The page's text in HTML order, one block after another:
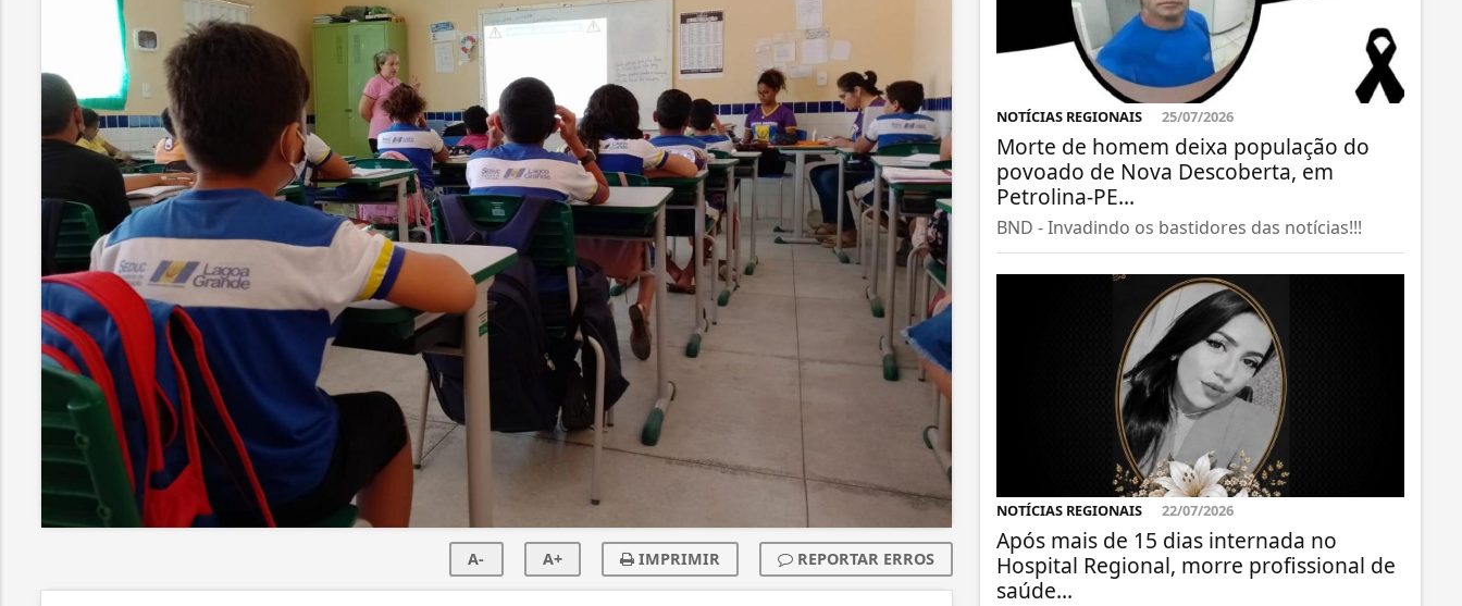
A- A+ IMPRIMIR REPORTAR ERROS
NOTÍCIAS REGIONAIS 25/07/2026
Morte de homem deixa população do
povoado de Nova Descoberta, em
Petrolina-PE...
BND - Invadindo os bastidores das notícias!!!
NOTÍCIAS REGIONAIS 22/07/2026
Após mais de 15 dias internada no
Hospital Regional, morre profissional de
saúde...